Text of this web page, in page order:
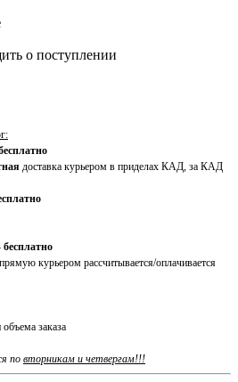
о поступлении
доставка курьером в приделах КАД, за КАД
бесплатно
курьером рассчитывается/оплачивается
объема заказа
по вторникам и четвергам!!!